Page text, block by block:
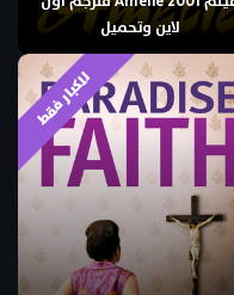
لاين وتحميل
للكبار فقط